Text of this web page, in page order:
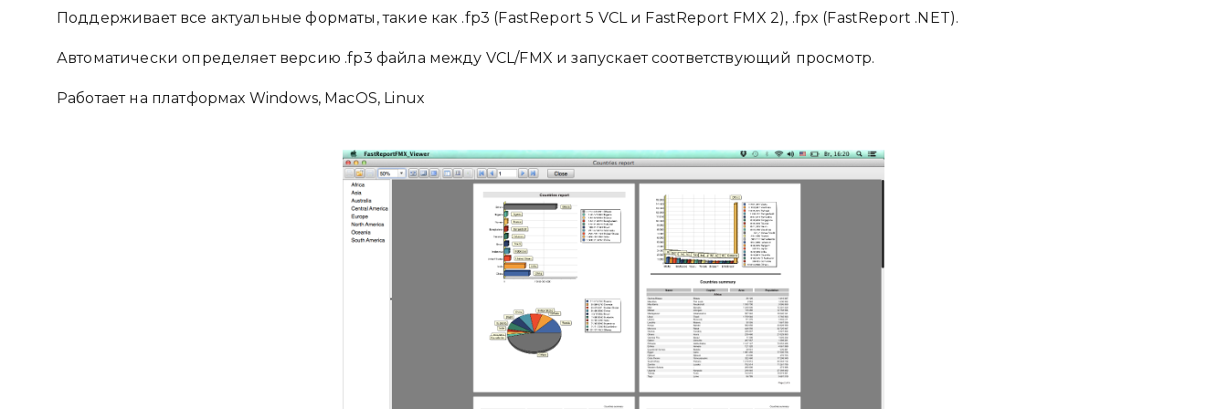
Поддерживает все актуальные форматы, такие как .fp3 (FastReport 5 VCL и FastReport FMX 2), .fpx (FastReport .NET).
Автоматически определяет версию .fp3 файла между VCL/FMX и запускает соответствующий просмотр.
Работает на платформах Windows, MacOS, Linux